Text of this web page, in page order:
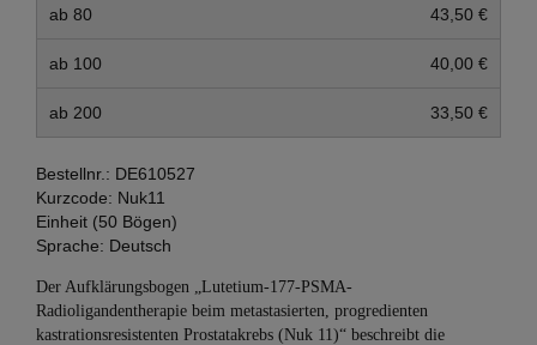
ab 80 43,50 €
ab 100 40,00 €
ab 200 33,50 €
Bestellnr.: DE610527
Kurzcode: Nuk11
Einheit (50 Bögen)
Sprache: Deutsch
Der Aufklärungsbogen „Lutetium-177-PSMA-
Radioligandentherapie beim metastasierten, progredienten
kastrationsresistenten Prostatakrebs (Nuk 11)“ beschreibt die